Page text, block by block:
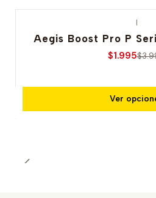
|
Aegis Boost Pro P
$1.995
Ver